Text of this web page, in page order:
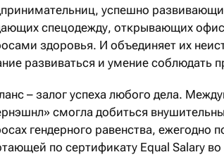
успешно
спецодежду, открывающих
здоровья. И объединяет их
развиваться и умение соблюдать
– залог успеха любого дела.
смогла добиться
гендерного равенства, ежегодно
по сертификату Equal Salary во